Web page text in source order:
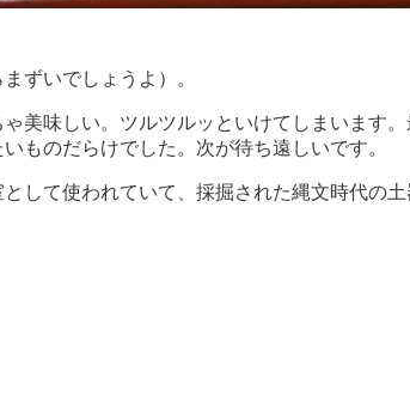
ずいでしょうよ）。
美味しい。ツルツルッといけてしまいます
ものだらけでした。次が待ち遠しいです。
して使われていて、採掘された縄文時代の